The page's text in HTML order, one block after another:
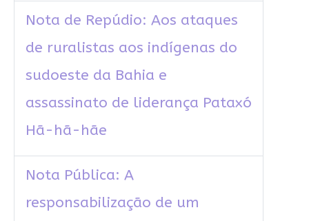
Nota de Repúdio: Aos ataques
de ruralistas aos indígenas do
sudoeste da Bahia e
assassinato de liderança Pataxó
Hã-hã-hãe
Nota Pública: A
responsabilização de um